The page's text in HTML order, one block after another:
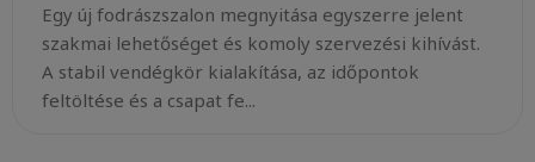
Egy új fodrászszalon megnyitása egyszerre jelent
szakmai lehetőséget és komoly szervezési kihívást.
A stabil vendégkör kialakítása, az időpontok
feltöltése és a csapat fe...